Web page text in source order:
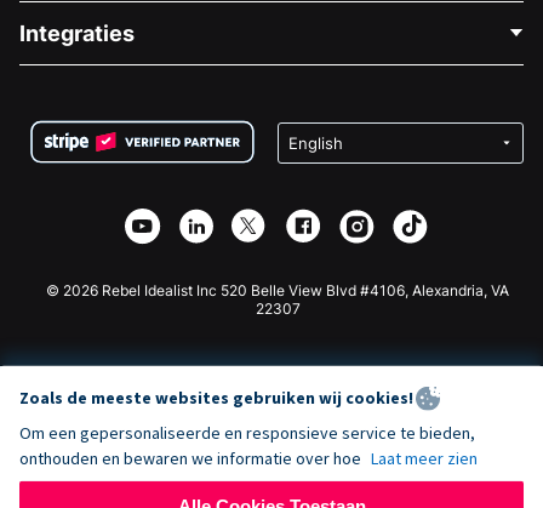
Vacatures
Privacy
Affiliate Partnerschap
Medische Fondsenwerving
Goede Doelen Fondsenwerving
Integraties
Wix Donatie Plugin
Webflow Donatie App
Joomla Donatie
© 2026 Rebel Idealist Inc 520 Belle View Blvd #4106, Alexandria, VA
22307
Zoals de meeste websites gebruiken wij cookies!
Om een gepersonaliseerde en responsieve service te bieden,
onthouden en bewaren we informatie over hoe Laat meer zien